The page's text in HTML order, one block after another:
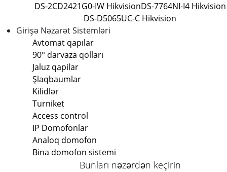
DS-2CD2421G0-IW HikvisionDS-7764NI-I4 Hikvision
DS-D5065UC-C Hikvision
Girişə Nəzarət Sistemləri
Avtomat qapılar
90° darvaza qolları
Jaluz qapilar
Şlaqbaumlar
Kilidlər
Turniket
Access control
IP Domofonlar
Analoq domofon
Bina domofon sistemi
Bunları nəzərdən keçirin